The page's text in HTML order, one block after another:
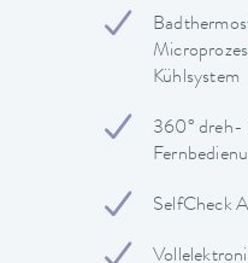
Kühlsystem
360° dreh-
SelfCheck